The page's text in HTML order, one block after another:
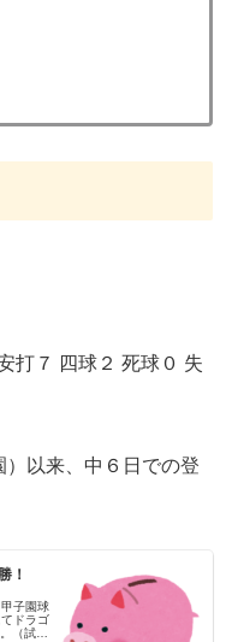
打７ 四球２ 死球０ 失
以来、中６日での登
！
子園球
ドラゴ
（試合